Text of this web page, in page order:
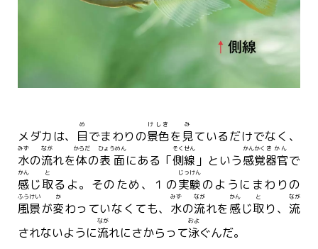
メダカは、 目
め
でまわりの景色
けしき
を 見
み
ているだけでなく、
水
みず
の流
なが
れを体
からだ
の表面
ひょうめん
にある「側線
そくせん
」という感覚
かんかく
器官
きかん
で
感
かん
じ取
と
るよ。そのため、１の実験
じっけん
のようにまわりの
風景
ふうけい
が変
か
わっていなくても、 水
みず
の流
なが
れを 感
かん
じ取
と
り、 流
なが
されないように流
なが
れにさからって泳
およ
ぐんだ。